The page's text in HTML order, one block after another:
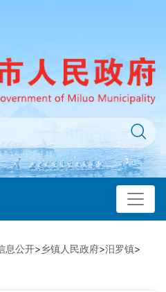
息公开>乡镇人民政府>汨罗镇>